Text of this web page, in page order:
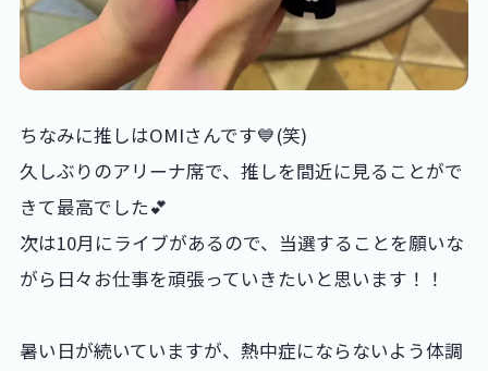
ちなみに推しはOMIさんです💙(笑)
久しぶりのアリーナ席で、推しを間近に見ることがで
きて最高でした💕
次は10月にライブがあるので、当選することを願いな
がら日々お仕事を頑張っていきたいと思います！！
暑い日が続いていますが、熱中症にならないよう体調